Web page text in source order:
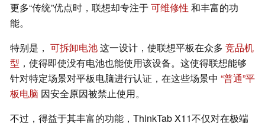
更多“传统”优点时，联想却专注于可维修性 和丰富的功
能。
特别是， 可拆卸电池这一设计，使联想平板在众多 竞品机
型 ，使得即使没有电池也能使用该设备。这使得联想能够
针对特定场景对平板电脑进行认证，在这些场景中 “普通”平
板电脑 因安全原因被禁止使用。
不过，得益于其丰富的功能，ThinkTab X11不仅对在极端